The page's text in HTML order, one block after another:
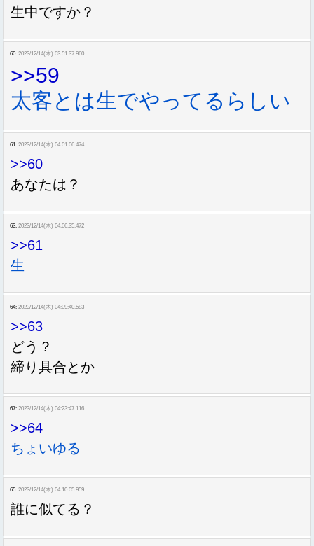
生中ですか？
60: 2023/12/14(木) 03:51:37.960
>>59
太客とは生でやってるらしい
61: 2023/12/14(木) 04:01:06.474
>>60
あなたは？
63: 2023/12/14(木) 04:06:35.472
>>61
生
64: 2023/12/14(木) 04:09:40.583
>>63
どう？
締り具合とか
67: 2023/12/14(木) 04:23:47.116
>>64
ちょいゆる
65: 2023/12/14(木) 04:10:05.959
誰に似てる？